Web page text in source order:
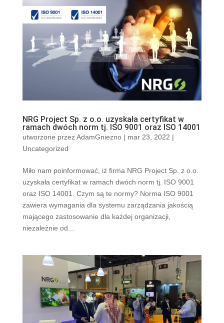
NRG Project Sp. z o.o. uzyskała certyfikat w
ramach dwóch norm tj. ISO 9001 oraz ISO 14001
utworzone przezAdamGniezno| mar 23, 2022 |
Uncategorized
Miło nam poinformować, iż firma NRG Project Sp. z o.o.
uzyskała certyfikat w ramach dwóch norm tj. ISO 9001
oraz ISO 14001. Czym są te normy? Norma ISO 9001
zawiera wymagania dla systemu zarządzania jakością
mającego zastosowanie dla każdej organizacji,
niezależnie od...